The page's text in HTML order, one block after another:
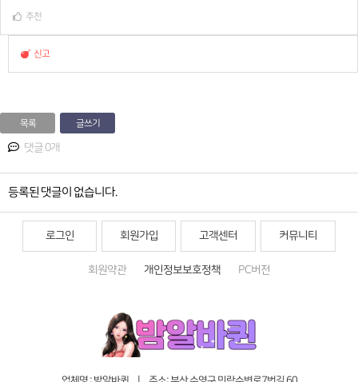
추천
신고
목록 글쓰기
댓글 0개
등록된 댓글이 없습니다.
로그인 회원가입 고객센터 커뮤니티
회원약관 개인정보보호정책 PC버전